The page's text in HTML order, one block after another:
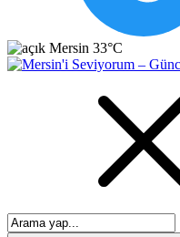
Mersin 33°C